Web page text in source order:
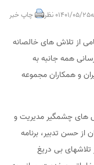
1401/05/250 نظر چاپ خبر
از تلاش های خالصانه
همه جانبه به
و همکاران مجموعه
های چشمگیر مدیریت و
از حسن تدبیر، برنامه
بی دریغ